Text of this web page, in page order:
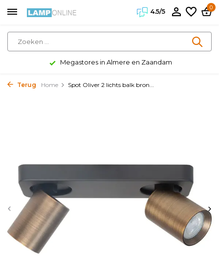
4.5/5
0
Megastores in Almere en Zaandam
Terug Home Spot Oliver 2 lichts balk bron...